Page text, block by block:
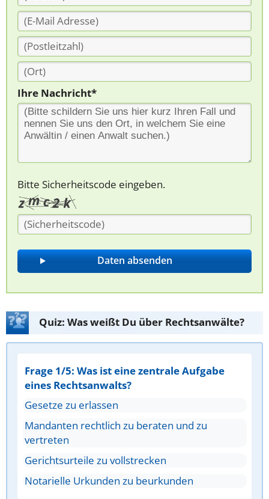
Ihre Nachricht*
Bitte Sicherheitscode eingeben.
Quiz: Was weißt Du über Rechtsanwälte?
Frage 1/5: Was ist eine zentrale Aufgabe
eines Rechtsanwalts?
Gesetze zu erlassen
Mandanten rechtlich zu beraten und zu
vertreten
Gerichtsurteile zu vollstrecken
Notarielle Urkunden zu beurkunden